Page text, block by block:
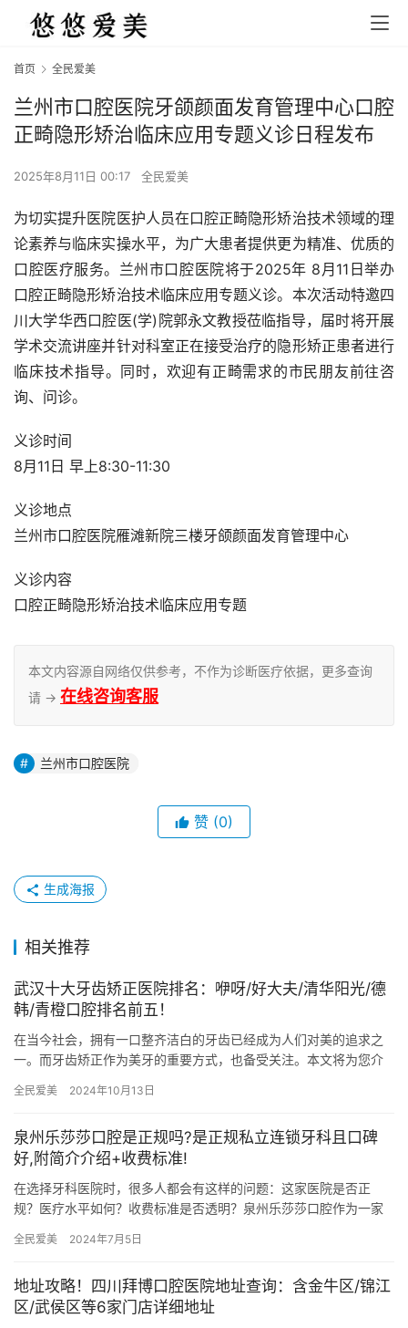
首页 全民爱美
兰州市口腔医院牙颌颜面发育管理中心口腔
正畸隐形矫治临床应用专题义诊日程发布
2025年8月11日 00:17 全民爱美
为切实提升医院医护人员在口腔正畸隐形矫治技术领域的理
论素养与临床实操水平，为广大患者提供更为精准、优质的
口腔医疗服务。兰州市口腔医院将于2025年 8月11日举办
口腔正畸隐形矫治技术临床应用专题义诊。本次活动特邀四
川大学华西口腔医(学)院郭永文教授莅临指导，届时将开展
学术交流讲座并针对科室正在接受治疗的隐形矫正患者进行
临床技术指导。同时，欢迎有正畸需求的市民朋友前往咨
询、问诊。
义诊时间
8月11日 早上8:30-11:30
义诊地点
兰州市口腔医院雁滩新院三楼牙颌颜面发育管理中心
义诊内容
口腔正畸隐形矫治技术临床应用专题
本文内容源自网络仅供参考，不作为诊断医疗依据，更多查询
请 → 在线咨询客服
兰州市口腔医院
赞 (0)
生成海报
相关推荐
武汉十大牙齿矫正医院排名：咿呀/好大夫/清华阳光/德
韩/青橙口腔排名前五！
在当今社会，拥有一口整齐洁白的牙齿已经成为人们对美的追求之
一。而牙齿矫正作为美牙的重要方式，也备受关注。本文将为您介
面的了…
全民爱美 2024年10月13日
泉州乐莎莎口腔是正规吗?是正规私立连锁牙科且口碑
好,附简介介绍+收费标准!
在选择牙科医院时，很多人都会有这样的问题：这家医院是否正
规？医疗水平如何？收费标准是否透明？泉州乐莎莎口腔作为一家
备受关注…
全民爱美 2024年7月5日
地址攻略！四川拜博口腔医院地址查询：含金牛区/锦江
区/武侯区等6家门店详细地址